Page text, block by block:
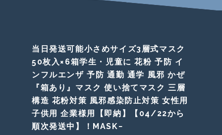
当日発送可能小さめサイズ3層式マスク
50枚入×6箱学生・児童に 花粉 予防 イ
ンフルエンザ 予防 通勤 通学 風邪 かぜ
『箱あり』マスク 使い捨てマスク 三層
構造 花粉対策 風邪感染防止対策 女性用
子供用 企業様用【即納】【04/22から
順次発送中】！MASK−